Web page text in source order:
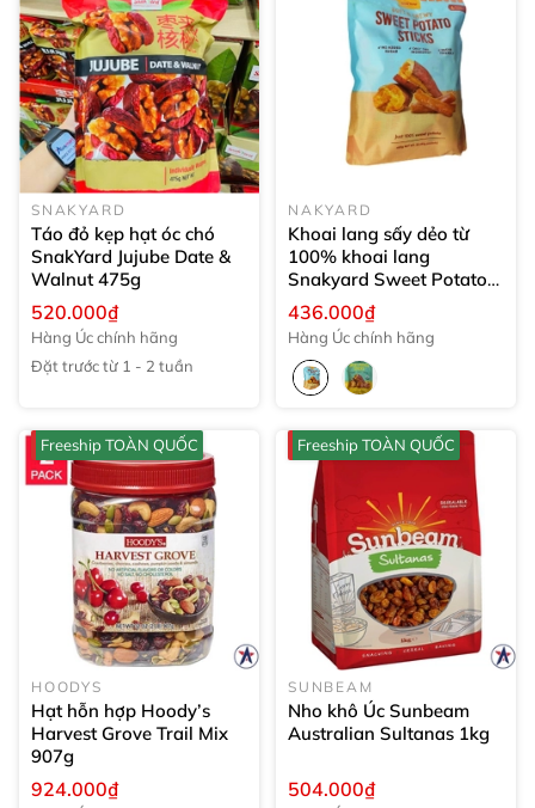
SNAKYARD
Táo đỏ kẹp hạt óc chó
SnakYard Jujube Date &
Walnut475g
520.000₫
Hàng Úc chính hãng
Đặt trước từ 1 - 2 tuần
NAKYARD
Khoai lang sấy dẻo từ
100% khoai lang
Snakyard Sweet Potato
Sticks480g
436.000₫
Hàng Úc chính hãng
Freeship TOÀN QUỐC
HOODYS
Hạt hỗn hợp Hoody’s
Harvest Grove Trail Mix
907g
924.000₫
Freeship TOÀN QUỐC
SUNBEAM
Nho khô Úc Sunbeam
Australian Sultanas 1kg
504.000₫